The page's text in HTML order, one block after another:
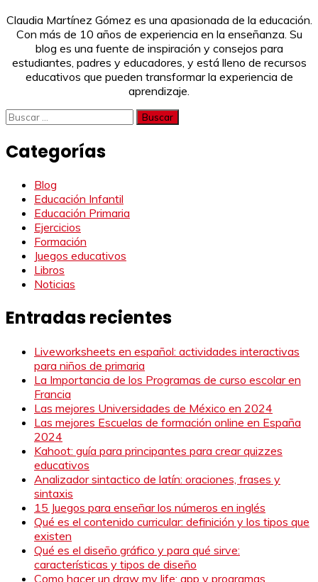
Claudia Martínez Gómez es una apasionada de la educación.
Con más de 10 años de experiencia en la enseñanza. Su
blog es una fuente de inspiración y consejos para
estudiantes, padres y educadores, y está lleno de recursos
educativos que pueden transformar la experiencia de
aprendizaje.
Buscar:
Categorías
Blog
Educación Infantil
Educación Primaria
Ejercicios
Formación
Juegos educativos
Libros
Noticias
Entradas recientes
Liveworksheets en español: actividades interactivas
para niños de primaria
La Importancia de los Programas de curso escolar en
Francia
Las mejores Universidades de México en 2024
Las mejores Escuelas de formación online en España
2024
Kahoot: guía para principantes para crear quizzes
educativos
Analizador sintactico de latín: oraciones, frases y
sintaxis
15 Juegos para enseñar los números en inglés
Qué es el contenido curricular: definición y los tipos que
existen
Qué es el diseño gráfico y para qué sirve:
características y tipos de diseño
Como hacer un draw my life: app y programas